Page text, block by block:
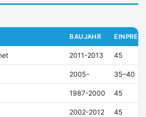
BAUJAHR
2011-2013 45
2005- 35–40
1987-2000 45
2002-2012 45